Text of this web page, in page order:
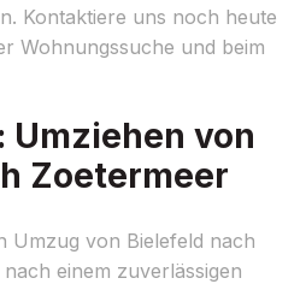
Kontaktiere uns noch heute
Wohnungssuche und beim
Umziehen von
Zoetermeer
Umzug von Bielefeld nach
einem zuverlässigen